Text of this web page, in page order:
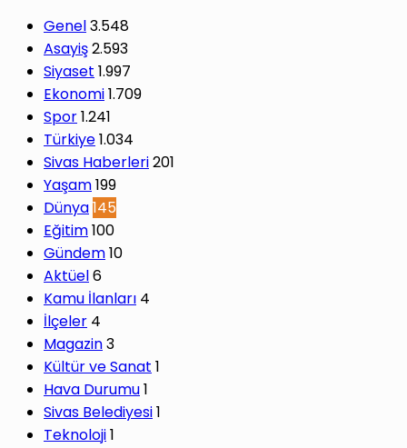
Genel3.548
Asayiş2.593
Siyaset 1.997
Ekonomi1.709
Spor1.241
Türkiye1.034
Sivas Haberleri201
Yaşam199
Dünya145
Eğitim100
Gündem10
Aktüel6
Kamu İlanları 4
İlçeler 4
Magazin3
Kültür ve Sanat 1
Hava Durumu1
Sivas Belediyesi1
Teknoloji1